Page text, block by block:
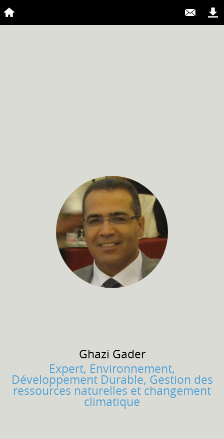
Ghazi Gader
Expert, Environnement,
Développement Durable, Gestion des
ressources naturelles et changement
climatique